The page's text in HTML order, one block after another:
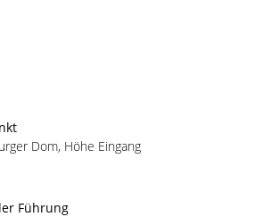
Dom, Höhe Eingang
Führung